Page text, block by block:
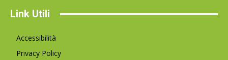
Link Utili
Accessibilità
Privacy Policy